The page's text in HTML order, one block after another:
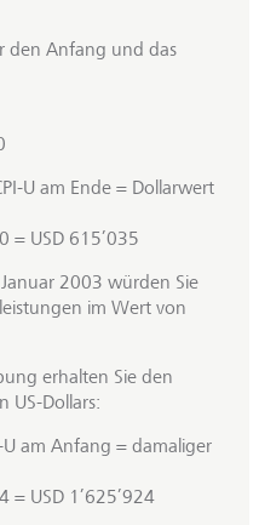
den Anfang und das
U am Ende = Dollarwert
= USD 615’035
2003 würden Sie
im Wert von
erhalten Sie den
US-Dollars:
U am Anfang = damaliger
= USD 1’625’924